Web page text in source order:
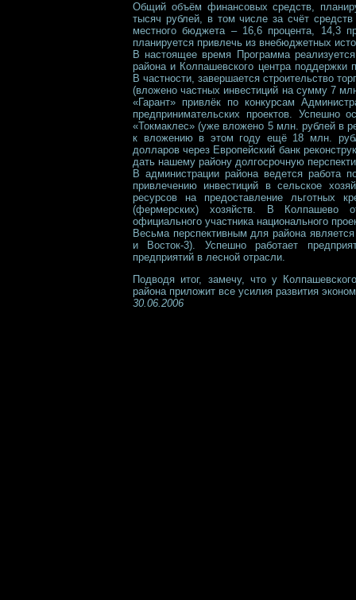
Общий объём финансовых средств,
тысяч рублей, в том числе за счёт
местного бюджета – 16,6 процента, 14,3
планируется привлечь из внебюджетных
В настоящее время Программа
района и Колпашевского центра поддержки
В частности, завершается строительство
(вложено частных инвестиций на сумму 7
«Гарант» привлёк по конкурсам
предпринимательских проектов.
«Токмаклес» (уже вложено 5 млн. рублей в
к вложению в этом году ещё 18 млн.
долларов через Европейский банк
дать нашему району долгосрочную
В администрации района ведется работа
привлечению инвестиций в сельское
ресурсов на предоставление льготных
(фермерских) хозяйств. В Колпашево
официального участника национального
Весьма перспективным для района
и Восток-3). Успешно работает
предприятий в лесной отрасли.
Подводя итог, замечу, что у
района приложит все усилия развития
30.06.2006